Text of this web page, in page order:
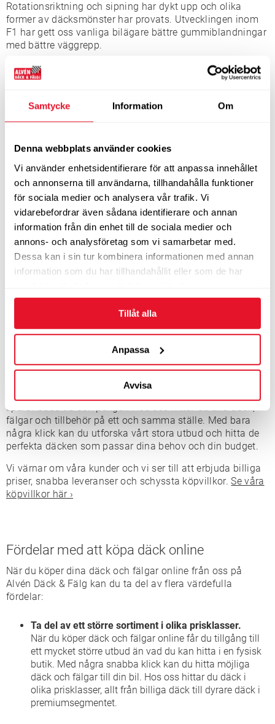
Samtycke Information Om
Denna webbplats använder cookies
Vi använder enhetsidentifierare för att anpassa innehållet
och annonserna till användarna, tillhandahålla funktioner
för sociala medier och analysera vår trafik. Vi
vidarebefordrar även sådana identifierare och annan
information från din enhet till de sociala medier och
annons- och analysföretag som vi samarbetar med.
Dessa kan i sin tur kombinera informationen med annan
information som du har tillhandahållit eller som de har
Tillåt alla
Anpassa
Avvisa
Rotationsriktning och sipning har dykt upp och olika
former av däcksmönster har provats. Utvecklingen inom
F1 har gett oss vanliga bilägare bättre gummiblandningar
med bättre väggrepp.
Gamla lagar har ändrats och nya har tillkommit. Vad som
är lagligt mönsterdjup och att man måste använda
justerats.
friktionsdäck. Svaret är att det beror på i vilka situationer
man använder sin bil. Det är stor skillnad på att köra
någon gång i veckan mitt på dagen i Hornsgatan i
Stockholm eller i Göteborgs innerstad, jämfört mot att
pendla på isiga landsvägar tidigt på morgonen.
Köp däck och fälgar för alla årstider
däck och fälgar var för sig men också kompletta hjul.
Oavsett om du letar eftersommardäck
dubbdäck, kan du lita på att vi har vad
du behöver. Vi strävar efter att erbjuda konkurrenskraftiga
priser och för att göra ditt köp av däck och fälgar till en
Vi förstår att tid är värdefullt för dig, därför kan du köpa
sparar både tid och pengar. Hos oss hittar du alla däck,
fälgar och tillbehör på ett och samma ställe. Med bara
några klick kan du utforska vårt stora utbud och hitta de
perfekta däcken som passar dina behov och din budget.
Vi värnar om våra kunder och vi ser till att erbjuda billiga
priser, snabba leveranser och schyssta köpvillkor.Se våra
köpvillkor här ›
Fördelar med att köpa däck online
När du köper dina däck och fälgar online från oss på
Alvén Däck & Fälg kan du ta del av flera värdefulla
fördelar:
Ta del av ett större sortiment i olika prisklasser.
När du köper däck och fälgar online får du tillgång till
ett mycket större utbud än vad du kan hitta i en fysisk
butik. Med några snabba klick kan du hitta möjliga
däck och fälgar till din bil. Hos oss hittar du däck i
olika prisklasser, allt från billiga däck till dyrare däck i
premiumsegmentet.